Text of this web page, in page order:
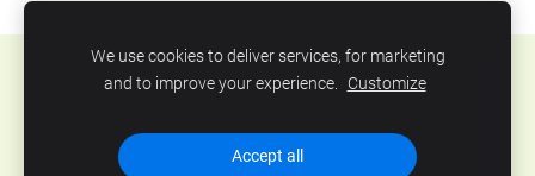
Sīkdatnes
SIA Abero, Mūkusalas 33, Rīga, Latvija. Tel.: +371
We use cookies to deliver services, for marketing
and to improve your experience. Customize
Accept all